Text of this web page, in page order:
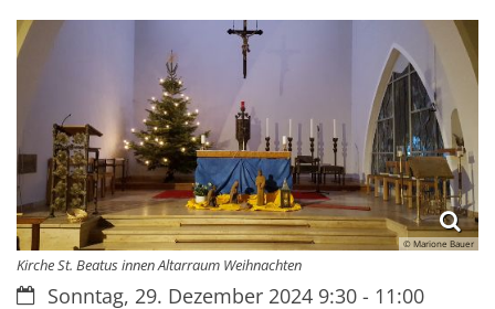
© Marione Bauer
Kirche St. Beatus innen Altarraum Weihnachten
Datum:Sonntag, 29. Dezember 2024 9:30 - 11:00